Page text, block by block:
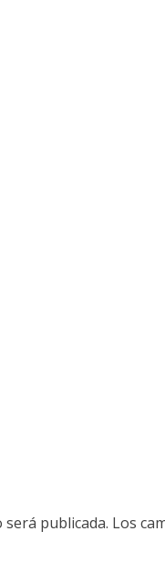
publicada. Los